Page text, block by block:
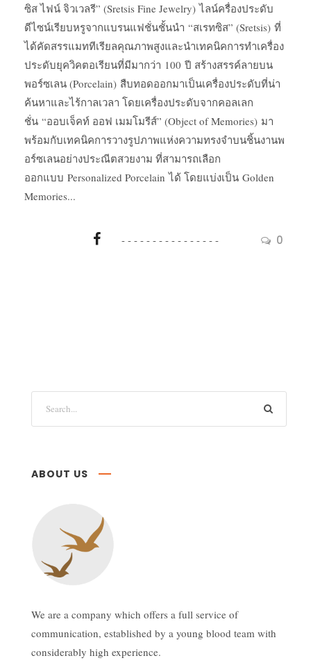
0
ซิส ไฟน์ จิวเวลรี” (Sretsis Fine Jewelry) ไลน์ครื่องประดับ
ดีไซน์เรียบหรูจากแบรนแฟชั่นชั้นนำ “สเรทซิส” (Sretsis) ที่
ได้คัดสรรแมททีเรียลคุณภาพสูงและนำเทคนิคการทำเครื่อง
ประดับยุควิคตอเรียนที่มีมากว่า 100 ปี สร้างสรรค์ลายบน
พอร์ซเลน (Porcelain) สืบทอดออกมาเป็นเครื่องประดับที่น่า
ค้นหาและไร้กาลเวลา โดยเครื่องประดับจากคอลเลก
ชั่น “ออบเจ็คท์ ออฟ เมมโมรีส์” (Object of Memories) มา
พร้อมกับเทคนิคการวางรูปภาพแห่งความทรงจำบนชิ้นงานพ
อร์ซเลนอย่างประณีตสวยงาม ที่สามารถเลือก
ออกแบบ Personalized Porcelain ได้ โดยแบ่งเป็น Golden
Memories...
ABOUT US
We are a company which offers a full service of
communication, established by a young blood team with
considerably high experience.